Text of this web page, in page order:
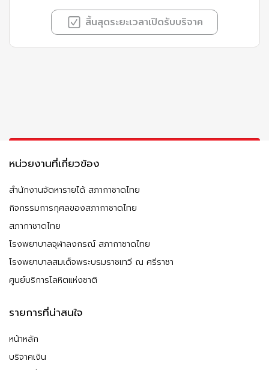
สิ้นสุดระยะเวลาเปิดรับบริจาค
หน่วยงานที่เกี่ยวข้อง
สำนักงานจัดหารายได้ สภากาชาดไทย
กิจกรรมการกุศลของสภากาชาดไทย
สภากาชาดไทย
โรงพยาบาลจุฬาลงกรณ์ สภากาชาดไทย
โรงพยาบาลสมเด็จพระบรมราชเทวี ณ ศรีราชา
ศูนย์บริการโลหิตแห่งชาติ
รายการที่น่าสนใจ
หน้าหลัก
บริจาคเงิน